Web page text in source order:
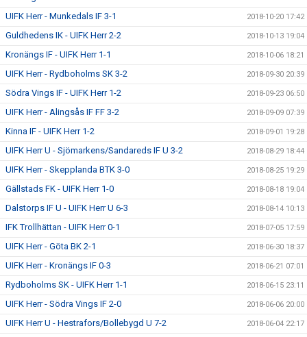
UIFK Herr - Munkedals IF 3-1 2018-10-20 17:42
Guldhedens IK - UIFK Herr 2-2 2018-10-13 19:04
Kronängs IF - UIFK Herr 1-1 2018-10-06 18:21
UIFK Herr - Rydboholms SK 3-2 2018-09-30 20:39
Södra Vings IF - UIFK Herr 1-2 2018-09-23 06:50
UIFK Herr - Alingsås IF FF 3-2 2018-09-09 07:39
Kinna IF - UIFK Herr 1-2 2018-09-01 19:28
UIFK Herr U - Sjömarkens/Sandareds IF U 3-2 2018-08-29 18:44
UIFK Herr - Skepplanda BTK 3-0 2018-08-25 19:29
Gällstads FK - UIFK Herr 1-0 2018-08-18 19:04
Dalstorps IF U - UIFK Herr U 6-3 2018-08-14 10:13
IFK Trollhättan - UIFK Herr 0-1 2018-07-05 17:59
UIFK Herr - Göta BK 2-1 2018-06-30 18:37
UIFK Herr - Kronängs IF 0-3 2018-06-21 07:01
Rydboholms SK - UIFK Herr 1-1 2018-06-15 23:11
UIFK Herr - Södra Vings IF 2-0 2018-06-06 20:00
UIFK Herr U - Hestrafors/Bollebygd U 7-2 2018-06-04 22:17